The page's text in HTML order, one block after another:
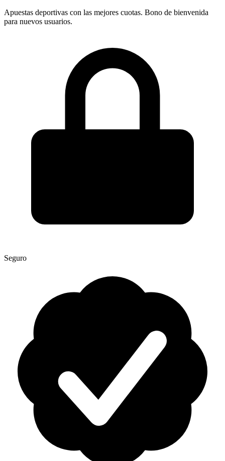
Apuestas deportivas con las mejores cuotas. Bono de bienvenida
para nuevos usuarios.
Seguro